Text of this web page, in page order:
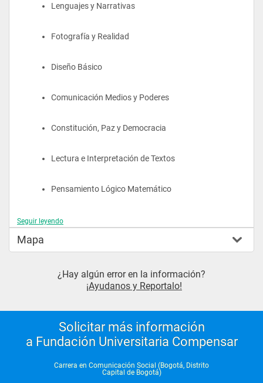
Lenguajes y Narrativas
Fotografía y Realidad
Diseño Básico
Comunicación Medios y Poderes
Constitución, Paz y Democracia
Lectura e Interpretación de Textos
Pensamiento Lógico Matemático
Contexto y Tealidad
Organizacional
II Semestre
Locución y Producción Sonora
Creación Audiovisual
Seguir leyendo
Mapa
¿Hay algún error en la información?
¡Ayudanos y Reportalo!
Solicitar más información
a Fundación Universitaria Compensar
Carrera en Comunicación Social (Bogotá, Distrito
Capital de Bogotá)